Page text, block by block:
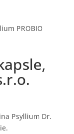
PROBIO
Psyllium Dr.